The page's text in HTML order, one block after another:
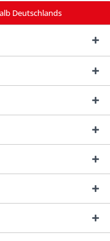
Deutschlands